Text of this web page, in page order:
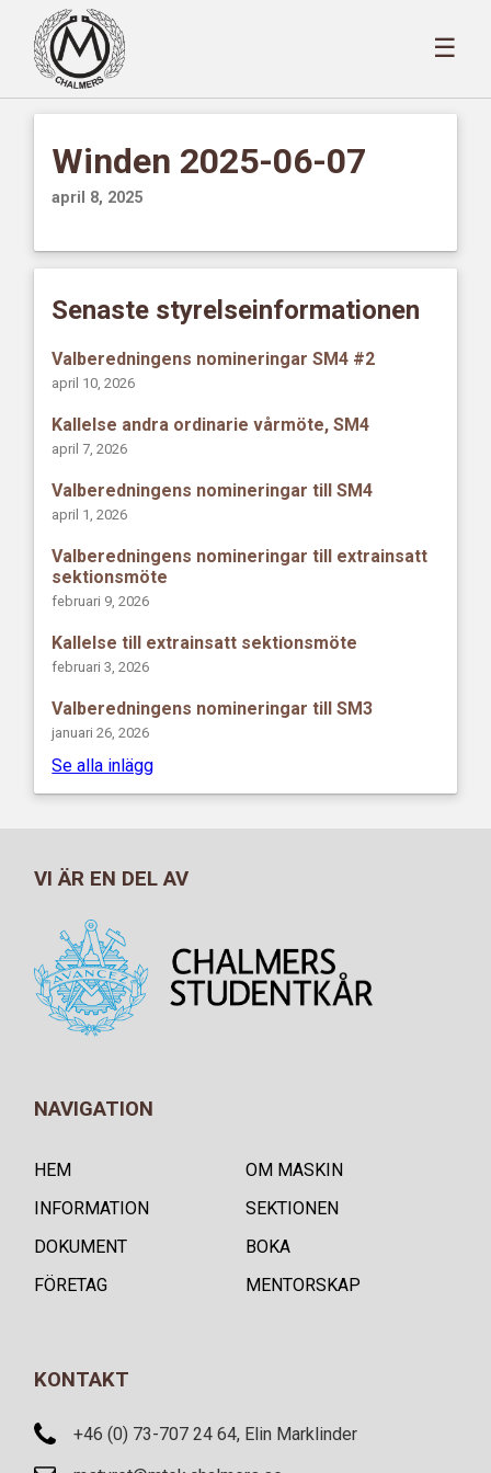
☰
Winden 2025-06-07
april 8, 2025
Senaste styrelseinformationen
Valberedningens nomineringar SM4 #2
april 10, 2026
Kallelse andra ordinarie vårmöte, SM4
april 7, 2026
Valberedningens nomineringar till SM4
april 1, 2026
Valberedningens nomineringar till extrainsatt
sektionsmöte
februari 9, 2026
Kallelse till extrainsatt sektionsmöte
februari 3, 2026
Valberedningens nomineringar till SM3
januari 26, 2026
Se alla inlägg
VI ÄR EN DEL AV
NAVIGATION
HEM
OM MASKIN
INFORMATION
SEKTIONEN
DOKUMENT
BOKA
FÖRETAG
MENTORSKAP
KONTAKT
+46 (0) 73-707 24 64, Elin Marklinder